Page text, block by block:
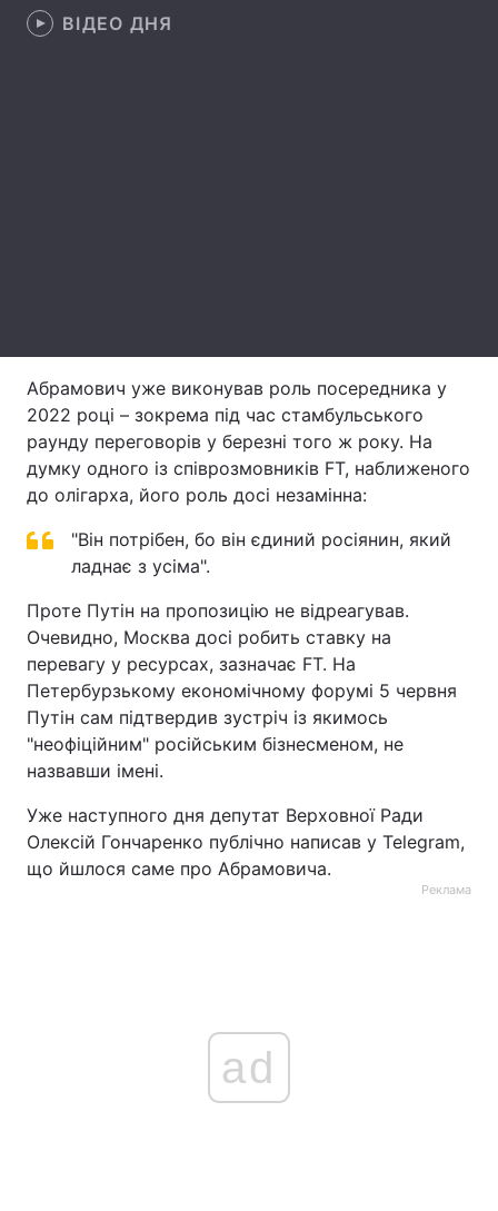
Інтерв'ю
Тема оформлення
ВІДЕО ДНЯ
Абрамович уже виконував роль посередника у
2022 році – зокрема під час стамбульського
раунду переговорів у березні того ж року. На
думку одного із співрозмовників FT, наближеного
до олігарха, його роль досі незамінна:
"Він потрібен, бо він єдиний росіянин, який
ладнає з усіма".
Проте Путін на пропозицію не відреагував.
Очевидно, Москва досі робить ставку на
перевагу у ресурсах, зазначає FT. На
Петербурзькому економічному форумі 5 червня
Путін сам підтвердив зустріч із якимось
"неофіційним" російським бізнесменом, не
назвавши імені.
Уже наступного дня депутат Верховної Ради
Олексій Гончаренко публічно написав у Telegram,
що йшлося саме про Абрамовича.
Реклама
ad